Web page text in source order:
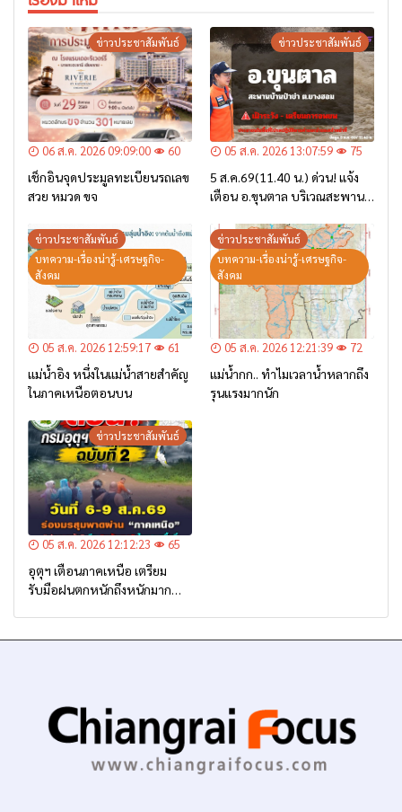
ข่าวประชาสัมพันธ์
06 ส.ค. 2026 09:09:00 60
เช็กอินจุดประมูลทะเบียนรถเลข
สวย หมวด ขจ
ข่าวประชาสัมพันธ์
05 ส.ค. 2026 13:07:59 75
5 ส.ค.69(11.40 น.) ด่วน! แจ้ง
เตือน อ.ขุนตาล บริเวณสะพาน
– เตรียมการอพยพ”
ข่าวประชาสัมพันธ์
บทความ-เรื่องน่ารู้-เศรษฐกิจ-
สังคม
05 ส.ค. 2026 12:59:17 61
แม่น้ำอิง หนึ่งในแม่น้ำสายสำคัญ
ในภาคเหนือตอนบน
ข่าวประชาสัมพันธ์
บทความ-เรื่องน่ารู้-เศรษฐกิจ-
สังคม
05 ส.ค. 2026 12:21:39 72
แม่น้ำกก.. ทำไมเวลาน้ำหลากถึง
รุนแรงมากนัก
ข่าวประชาสัมพันธ์
05 ส.ค. 2026 12:12:23 65
อุตุฯ เตือนภาคเหนือ เตรียม
รับมือฝนตกหนักถึงหนักมาก